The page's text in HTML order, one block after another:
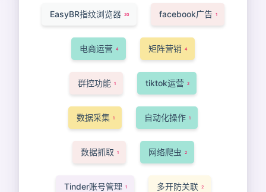
EasyBR指纹浏览器 20 facebook广告 1
电商运营 4 矩阵营销 4
群控功能 1 tiktok运营 2
数据采集 1 自动化操作 1
数据抓取 1 网络爬虫 2
Tinder账号管理 1 多开防关联 2